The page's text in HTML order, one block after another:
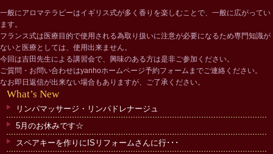
一般にアロマテラピーはイギリス式が多く香りを楽しむことで、一般に広がってい
ます。
フランス式は医療目的で使用される為取り扱いに注意が必要になるため専門知識が
ないと医療としては、使用出来ません。
今回は吉田先生による講習会で、興味のある方は是非ご参加ください。
ご質問・お問い合わせはyanhoホームページ予約フォームまでご連絡ください。
なお即日返信が出来ない場合もありますが、ご了承ください。
What’s New
リンパマッサージ・リンパドレナージュ
5月のお休みです☆
スペアキーを作りにISリフォームさんに行･･･